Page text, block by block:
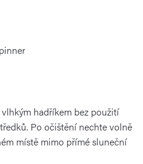
hadříkem bez použití
Po očištění nechte volně
místě mimo přímé sluneční